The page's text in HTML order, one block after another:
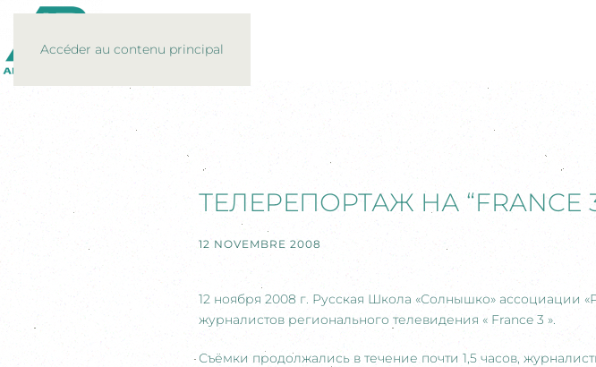
Accéder au contenu principal
ТЕЛЕРЕПОРТАЖ НА “FRANCE
12 NOVEMBRE 2008
12 ноября 2008 г. Русская Школа «Солнышко» ассоциации
журналистов регионального телевидения « France 3 ».
Съёмки продолжались в течение почти 1,5 часов,